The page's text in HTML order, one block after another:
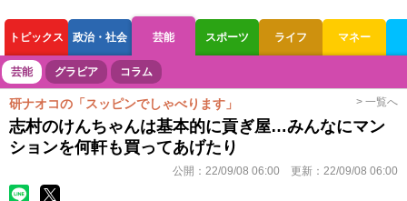
トピックス 政治・社会 芸能 スポーツ ライフ マネー
ボートレース 競輪 オートレース
芸能 グラビア コラム
研ナオコの「スッピンでしゃべります」 > 一覧へ
志村のけんちゃんは基本的に貢ぎ屋…みんなにマン
ションを何軒も買ってあげたり
公開： 22/09/08 06:00 更新： 22/09/08 06:00